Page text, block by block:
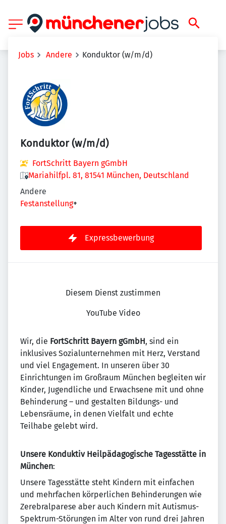
Jobs Andere Konduktor (w/m/d)
Konduktor (w/m/d)
FortSchritt Bayern gGmbH
Mariahilfpl. 81, 81541 München, Deutschland
Andere
Festanstellung+
Expressbewerbung
Diesem Dienst zustimmen
YouTube Video
Wir, die FortSchritt Bayern gGmbH, sind ein
inklusives Sozialunternehmen mit Herz, Verstand
und viel Engagement. In unseren über 30
Einrichtungen im Großraum München begleiten wir
Kinder, Jugendliche und Erwachsene mit und ohne
Behinderung – und gestalten Bildungs- und
Lebensräume, in denen Vielfalt und echte
Teilhabe gelebt wird.
Unsere Konduktiv Heilpädagogische Tagesstätte in
München:
Unsere Tagesstätte steht Kindern mit einfachen
und mehrfachen körperlichen Behinderungen wie
Zerebralparese aber auch Kindern mit Autismus-
Spektrum-Störungen im Alter von rund drei Jahren